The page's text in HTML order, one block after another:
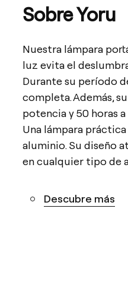
Sobre Yoru
Nuestra lámpara
luz evita el
Durante su período
completa. Además,
potencia y 50 horas
Una lámpara
aluminio. Su diseño
en cualquier tipo de
Descubre más